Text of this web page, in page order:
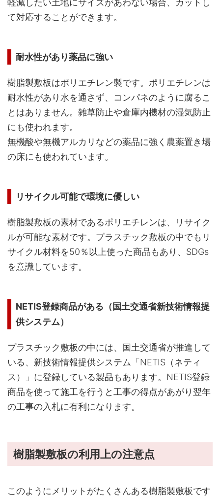
て対応することができます。
耐水性があり薬品に強い
樹脂製敷板はポリエチレン製です。ポリエチレンは
耐水性があり水を通さず、コンパネのように腐るこ
とはありません。雑草防止や倉庫内機材の湿気防止
にも使われます。
無機酸や無機アルカリなどの薬品に強く農薬置き場
の床にも使われています。
リサイクル可能で環境に優しい
樹脂製敷板の素材であるポリエチレンは、リサイク
ルが可能な素材です。プラスチック敷板の中でもリ
サイクル材料を50％以上使った商品もあり、SDGs
を意識しています。
NETIS登録商品がある（国土交通省新技術情報提
供システム）
プラスチック敷板の中には、国土交通省が推進して
いる、新技術情報提供システム「NETIS（ネティ
ス）」に登録している製品もあります。NETIS登録
商品を使って施工を行うと工事の得点があがり翌年
の工事の入札に有利になります。
樹脂製敷板の利用上の注意点
このようにメリットがたくさんある樹脂製敷板です